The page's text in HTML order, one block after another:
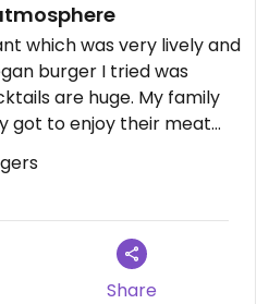
which was very lively and
burger I tried was
are huge. My family
got to enjoy their meat
Share